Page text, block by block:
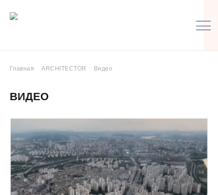
Главная ARCHITECTOR Видео
ВИДЕО